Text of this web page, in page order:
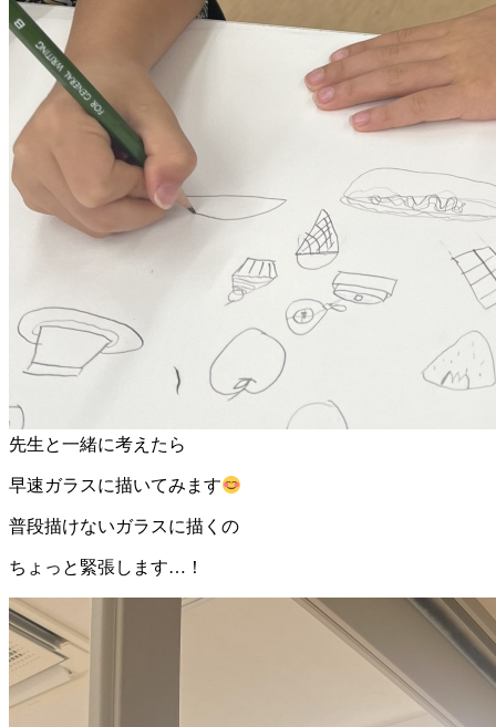
先生と一緒に考えたら
早速ガラスに描いてみます
普段描けないガラスに描くの
ちょっと緊張します…！